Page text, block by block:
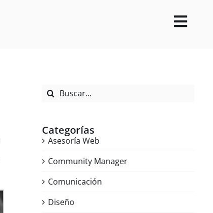
Buscar:
Categorías
Asesoría Web
Community Manager
Comunicación
Diseño